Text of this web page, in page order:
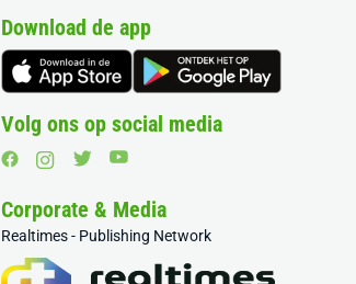
Download de app
Volg ons op social media
Corporate & Media
Realtimes - Publishing Network